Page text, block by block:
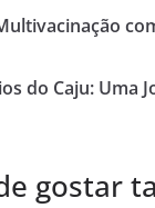
do Caju: Uma
gostar